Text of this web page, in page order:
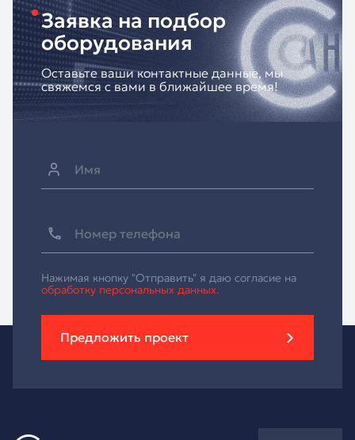
Заявка на подбор
оборудования
Оставьте ваши контактные данные, мы
свяжемся с вами в ближайшее время!
Нажимая кнопку "Отправить" я даю согласие на
обработку персональных данных.
Предложить проект